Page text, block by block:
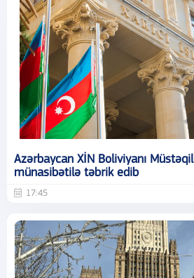
Azərbaycan XİN Boliviyanı
münasibətilə təbrik edib
17:45